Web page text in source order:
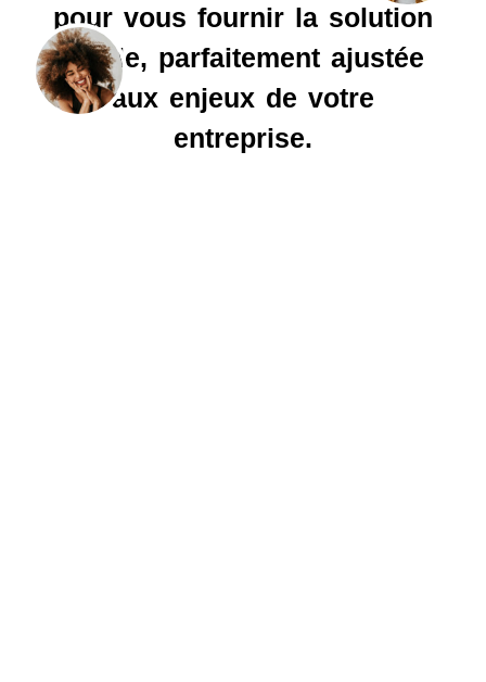
pour vous fournir la solution
idéale, parfaitement ajustée
aux enjeux de votre
entreprise.